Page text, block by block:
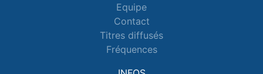
Equipe
Contact
Titres diffusés
Fréquences